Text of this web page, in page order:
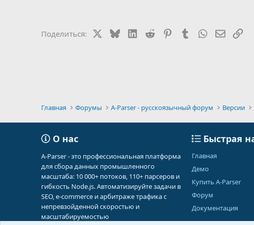
Поделиться: BlueskyLinkedIn
Reddit PinterestTumblrWhatsApp
Главная Форумы A-Parser - русскоязычный форум Версии
О нас
A-Parser - это профессиональная платформа
для сбора данных промышленного
масштаба: 10 000+ потоков, 110+ парсеров и
гибкость Node.js. Автоматизируйте задачи в
SEO, e-commerce и арбитраже трафика с
непревзойденной скоростью и
масштабируемостью
Быстрая
Главная
Демо
Купить A-Parser
Форум
Документация